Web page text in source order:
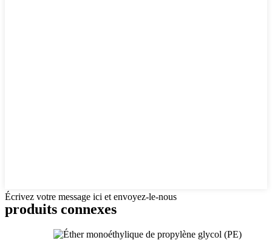
Écrivez votre message ici et envoyez-le-nous
produits connexes